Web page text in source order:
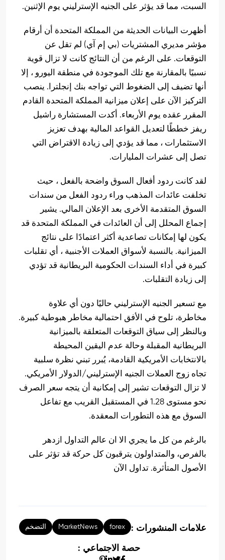
السبت، مما قد يؤثر على الجنيه الإسترليني يوم الإثنين.
أظهرت البيانات الحديثة من المملكة المتحدة أن أرقام
مؤشر مديري المشتريات (بي إم آي) لم تقل عن
التوقعات. على الرغم من أن النتائج كانت لا تزال قوية
نسبيًا بالمقارنة مع تلك الموجودة في منطقة اليورو ، إلا
أنها تضيف إلى الضغوط التي تواجه بنك إنجلترا. ينصب
التركيز الآن على إعلان ميزانية المملكة المتحدة القادم
المقرر عقده يوم الأربعاء. أكدت المستشارة راشيل
ريفز خططًا لتعديل القواعد المالية بهدف تعزيز
الاستثمارات ، مما قد يؤدي إلى زيادة الاقتراض التي
تصل إلى عشرات المليارات.
لقد كانت ردود أفعال السوق واضحة بالفعل ، حيث
تخلفت عائدات المذهب وراء ردود الفعل من سندات
السوق المتقدمة الأخرى بعد الإعلان المالي. يشير
إجماع المحلل إلى أن العائدات في المملكة المتحدة قد
يكون لها إمكانات تصاعدية أكثر اعتمادًا على نتائج
الميزانية. بالنسبة لأسواق العملات الأجنبية ، أي تقلبات
كبيرة في أداء السندات الحكومية البريطانية قد تؤدي
إلى زيادة التقلبات.
مع تسعير الجنيه الإسترليني حاليًا دون أي علاوة
مخاطرة، تلوح في الأفق احتمالية مخاطر هبوطية كبيرة.
وبالنظر إلى سياق التوقعات المتعلقة بالميزانية
البريطانية المقبلة وحالة عدم اليقين المحيطة
بالانتخابات الأمريكية القادمة، يُبرر تبني نظرة سلبية
تجاه زوج العملات الجنيه الإسترليني/الدولار الأمريكي.
لا تزال التوقعات تشير إلى إمكانية أن يتجه سعر الصرف
نحو مستوى 1.28 في المستقبل القريب مع تفاعل
السوق مع هذه التطورات المعقدة.
بالرغم من كل ما يجري الا ان عالم التداول ازدهر
بالفرص، والمتداولون يترقبون كل حركة قد تؤثر على
الأصول المتأثرة. تداول الآن
علامات المنشورات : forex
MarketNews التضخم
حصة الاجتماعي :